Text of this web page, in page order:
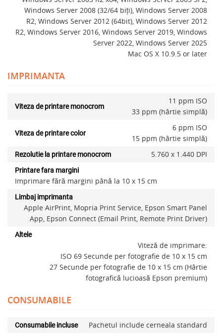
Windows Server 2008 (32/64 biţi), Windows Server 2008
R2, Windows Server 2012 (64bit), Windows Server 2012
R2, Windows Server 2016, Windows Server 2019, Windows
Server 2022, Windows Server 2025
Mac OS X 10.9.5 or later
IMPRIMANTA
Viteza de printare monocrom
11 ppm ISO
33 ppm (hârtie simplă)
Viteza de printare color
6 ppm ISO
15 ppm (hârtie simplă)
Rezolutie la printare monocrom 5.760 x 1.440 DPI
Printare fara margini
Imprimare fără margini până la 10 x 15 cm
Limbaj imprimanta
Apple AirPrint, Mopria Print Service, Epson Smart Panel
App, Epson Connect (Email Print, Remote Print Driver)
Altele
Viteză de imprimare:
ISO 69 Secunde per fotografie de 10 x 15 cm
27 Secunde per fotografie de 10 x 15 cm (Hârtie
fotografică lucioasă Epson premium)
CONSUMABILE
Consumabile incluse Pachetul include cerneala standard